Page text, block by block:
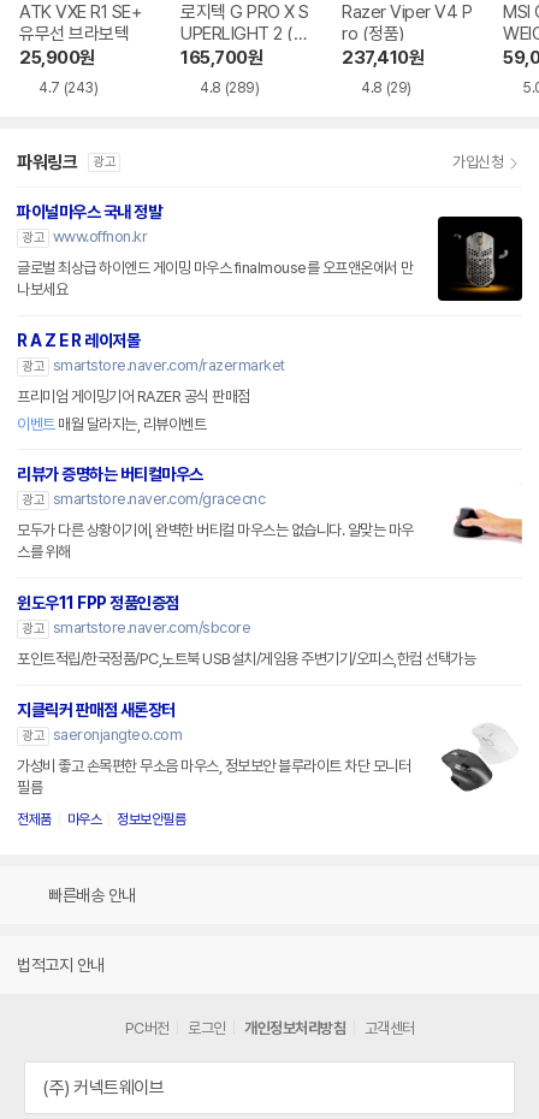
ATK VXE R1 SE+
유무선 브라보텍
25,900원
4.7 (243)
로지텍 G PRO X S
UPERLIGHT 2 (정
품)
165,700원
4.8 (289)
Razer Viper V4 P
ro (정품)
237,410원
4.8 (29)
MSI
SS
파워링크 광고 가입신청
파이널마우스 국내 정발
광고 www.offnon.kr
글로벌 최상급 하이엔드 게이밍 마우스 finalmouse를 오프앤온에서 만
나보세요
R A Z E R 레이저몰
광고 smartstore.naver.com/razermarket
프리미엄 게이밍기어 RAZER 공식 판매점
이벤트매월 달라지는, 리뷰이벤트
리뷰가 증명하는 버티컬마우스
광고 smartstore.naver.com/gracecnc
모두가 다른 상황이기에, 완벽한 버티컬 마우스는 없습니다. 알맞는 마우
스를 위해
윈도우11 FPP 정품인증점
광고 smartstore.naver.com/sbcore
포인트적립/한국정품/PC,노트북 USB설치/게임용 주변기기/오피스,한컴 선택가능
지클릭커 판매점 새론장터
광고 saeronjangteo.com
가성비 좋고 손목편한 무소음 마우스, 정보보안 블루라이트 차단 모니터
필름
전제품 마우스 정보보안필름
빠른배송 안내
법적고지 안내
PC버전 로그인 개인정보처리방침 고객센터
(주) 커넥트웨이브